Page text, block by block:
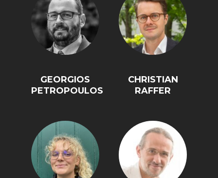
GEORGIOS
PETROPOULOS
CHRISTIAN
RAFFER